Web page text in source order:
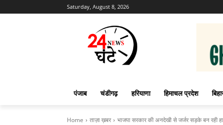
Saturday, August 8, 2026
पंजाब चंडीगढ़ हरियाणा हिमाचल प्रदेश
Home ताज़ा ख़बर भाजपा सरकार की अनदेखी से जर्जर सड़के बन रही